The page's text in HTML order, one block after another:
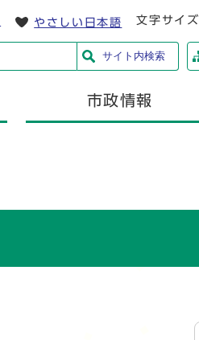
やさしい日本語 文字サイズ
サイト内検索
市政情報